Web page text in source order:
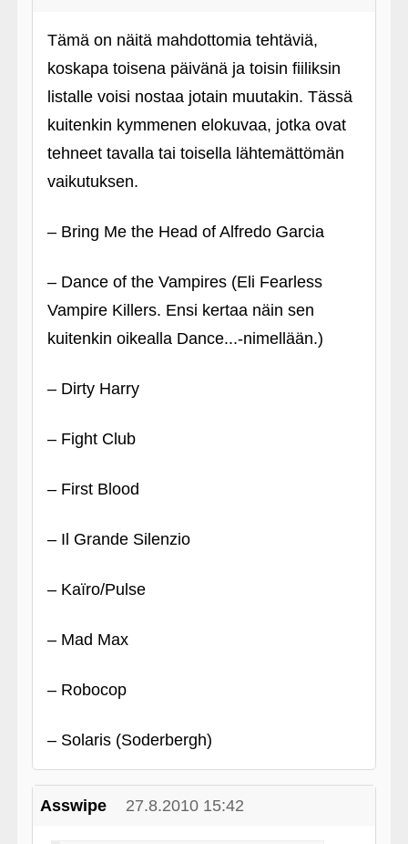
Tämä on näitä mahdottomia tehtäviä,
koskapa toisena päivänä ja toisin fiiliksin
listalle voisi nostaa jotain muutakin. Tässä
kuitenkin kymmenen elokuvaa, jotka ovat
tehneet tavalla tai toisella lähtemättömän
vaikutuksen.
– Bring Me the Head of Alfredo Garcia
– Dance of the Vampires (Eli Fearless
Vampire Killers. Ensi kertaa näin sen
kuitenkin oikealla Dance...-nimellään.)
– Dirty Harry
– Fight Club
– First Blood
– Il Grande Silenzio
– Kaïro/Pulse
– Mad Max
– Robocop
– Solaris (Soderbergh)
Asswipe 27.8.2010 15:42